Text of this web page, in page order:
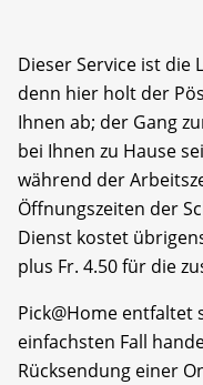
Dieser Service ist die
denn hier holt der
Ihnen ab; der Gang
bei Ihnen zu Hause
während der
Öffnungszeiten der
Dienst kostet
plus Fr. 4.50 für die
Pick@Home entfaltet
einfachsten Fall
Rücksendung einer